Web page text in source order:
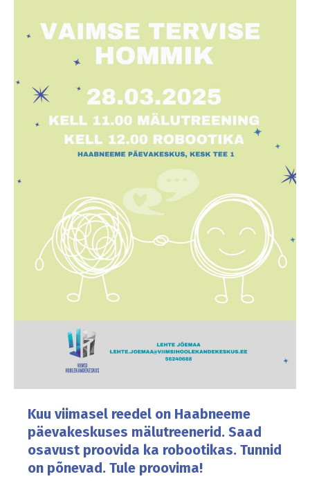
Kuu viimasel reedel on Haabneeme
päevakeskuses mälutreenerid. Saad
osavust proovida ka robootikas. Tunnid
on põnevad. Tule proovima!